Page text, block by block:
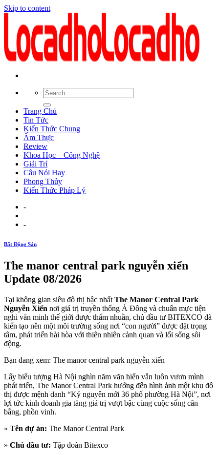
Skip to content
Trang Chủ
Tin Tức
Kiến Thức Chung
Ẩm Thực
Review
Khoa Học – Công Nghệ
Giải Trí
Câu Nói Hay
Phong Thủy
Kiến Thức Pháp Lý
-
-
Bất Động Sản
The manor central park nguyễn xiển
Update 08/2026
Tại không gian siêu đô thị bậc nhất The Manor Central Park
Nguyễn Xiển nơi giá trị truyền thống Á Đông và chuẩn mực tiện
nghi văn minh thế giới được thấm nhuần, chủ đầu tư BITEXCO đã
kiến tạo nên một môi trường sống nơi “con người” được đặt trọng
tâm, phát triển hài hòa với thiên nhiên cảnh quan và lối sống sôi
động.
Bạn đang xem: The manor central park nguyễn xiển
Lấy biểu tượng Hà Nội nghìn năm văn hiến vẫn luôn vươn mình
phát triển, The Manor Central Park hướng đến hình ảnh một khu đô
thị được mệnh danh “Kỷ nguyên mới 36 phố phường Hà Nội”, nơi
lợi tức kinh doanh gia tăng giá trị vượt bậc cùng cuộc sống cân
bằng, phồn vinh.
» Tên dự án: The Manor Central Park
» Chủ đầu tư: Tập đoàn Bitexco